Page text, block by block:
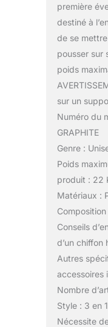
première
destiné à
de se
pousser sur
poids
sur un
Numéro du
GRAPHITE
Genre :
Poids
produit : 22
Matériaux :
Conseils
d’un chiffon
Autres
accessoires
Nombre
Style : 3 en 1
Nécessite